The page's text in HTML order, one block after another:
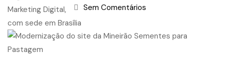
Sem Comentários